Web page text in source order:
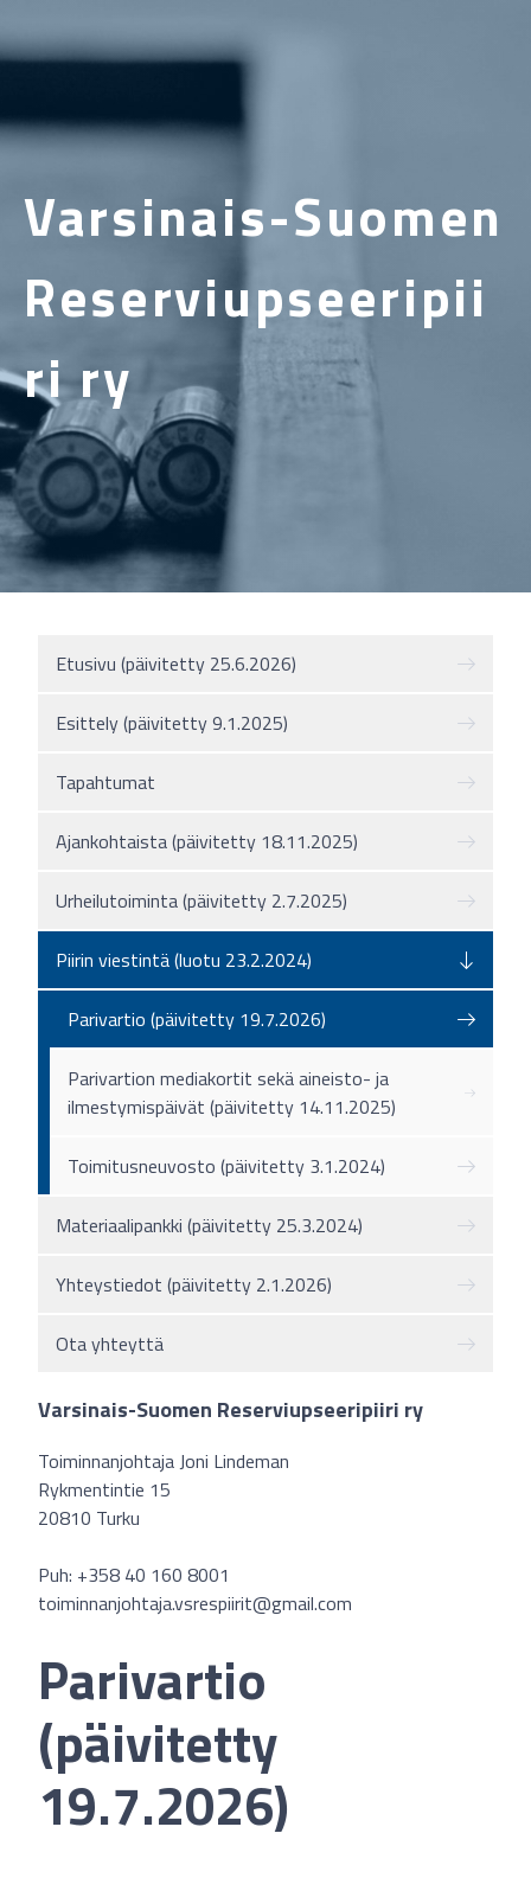
Varsinais-Suomen
Reserviupseeripii
ri ry
Etusivu (päivitetty 25.6.2026)
Esittely (päivitetty 9.1.2025)
Tapahtumat
Ajankohtaista (päivitetty 18.11.2025)
Urheilutoiminta (päivitetty 2.7.2025)
Piirin viestintä (luotu 23.2.2024)
Parivartio (päivitetty 19.7.2026)
Parivartion mediakortit sekä aineisto- ja
ilmestymispäivät (päivitetty 14.11.2025)
Toimitusneuvosto (päivitetty 3.1.2024)
Materiaalipankki (päivitetty 25.3.2024)
Yhteystiedot (päivitetty 2.1.2026)
Ota yhteyttä
Varsinais-Suomen Reserviupseeripiiri ry
Toiminnanjohtaja Joni Lindeman
Rykmentintie 15
20810 Turku
Puh: +358 40 160 8001
toiminnanjohtaja.vsrespiirit@gmail.com
Parivartio
(päivitetty
19.7.2026)